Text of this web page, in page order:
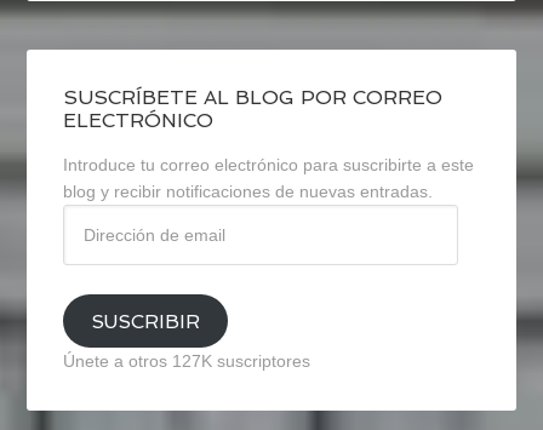
SUSCRÍBETE AL BLOG POR CORREO
ELECTRÓNICO
Introduce tu correo electrónico para suscribirte a este
blog y recibir notificaciones de nuevas entradas.
email
SUSCRIBIR
Únete a otros 127K suscriptores